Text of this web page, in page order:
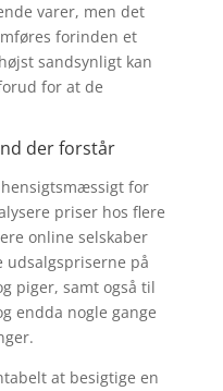
varer, men det
forinden et
sandsynligt kan
for at de
der forstår
for
priser hos flere
online selskaber
udsalgspriserne på
piger, samt også til
endda nogle gange
at besigtige en